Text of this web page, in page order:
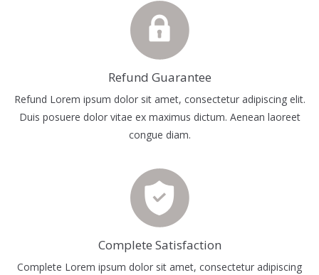
Refund Guarantee
Refund Lorem ipsum dolor sit amet, consectetur adipiscing elit.
Duis posuere dolor vitae ex maximus dictum. Aenean laoreet
congue diam.
Complete Satisfaction
Complete Lorem ipsum dolor sit amet, consectetur adipiscing